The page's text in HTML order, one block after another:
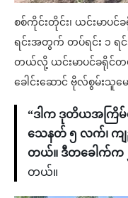
စစ်ကိုင်းတိုင်း၊ ယင်းမာပ
ရင်းအတွက် တပ်ရင်း ၁ ရ
တယ်လို့ ယင်းမာပင်ခရိုင်တ
ခေါင်းဆောင် ဗိုလ်စွမ်းသူ
“ဒါက ဒုတိယအကြိမ်
သေနတ် ၅ လက်၊ ကျ
တယ်။ ဒီတခေါက်က
တယ်။